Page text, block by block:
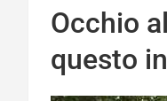
Occhio
questo